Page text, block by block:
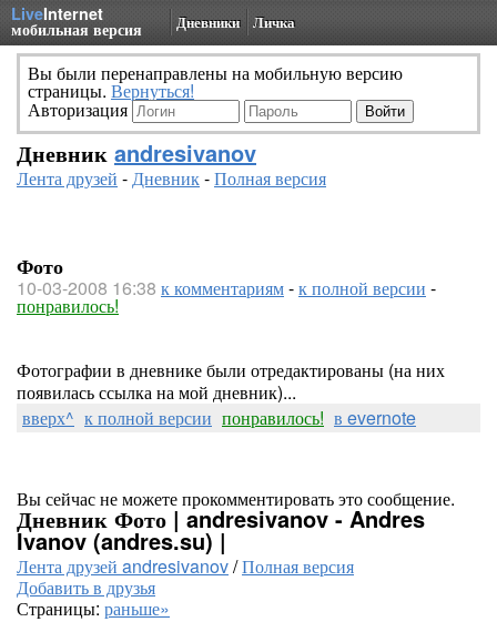
LiveInternet
мобильная версия Дневники Личка
Вы были перенаправлены на мобильную версию
страницы. Вернуться!
Авторизация
Дневник andresivanov
Лента друзей -Дневник-Полная версия
Фото
10-03-2008 16:38 к комментариям-к полной версии -
понравилось!
Фотографии в дневнике были отредактированы (на них
появилась ссылка на мой дневник)...
вверх^ к полной версии понравилось! в evernote
Вы сейчас не можете прокомментировать это сообщение.
Дневник Фото | andresivanov - Andres
Ivanov (andres.su) |
Лента друзей andresivanov/Полная версия
Добавить в друзья
Страницы: раньше»